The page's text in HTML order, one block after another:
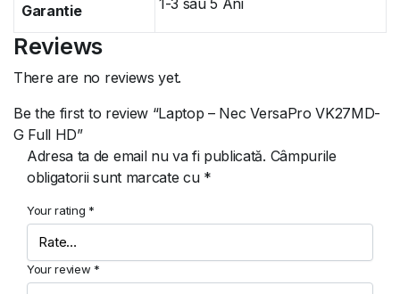
Garantie
Reviews
There are no reviews yet.
Be the first to review “Laptop – Nec VersaPro VK27MD-
G Full HD”
Adresa ta de email nu va fi publicată. Câmpurile
obligatorii sunt marcate cu *
Your rating *
Your review *